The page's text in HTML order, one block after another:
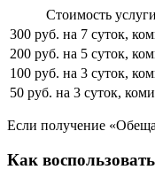
Стоимость услуги
300 руб. на 7 суток,
200 руб. на 5 суток,
100 руб. на 3 суток,
50 руб. на 3 суток,
Если получение
Как